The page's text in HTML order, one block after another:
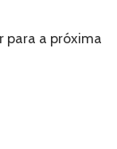
para a próxima